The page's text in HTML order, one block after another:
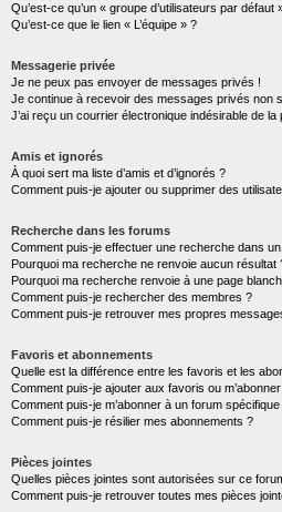
Qu’est-ce qu’un « groupe d’utilisateurs par défaut
Qu’est-ce que le lien « L’équipe » ?
Messagerie privée
Je ne peux pas envoyer de messages privés !
Je continue à recevoir des messages privés non
J’ai reçu un courrier électronique indésirable de la
Amis et ignorés
À quoi sert ma liste d’amis et d’ignorés ?
Comment puis-je ajouter ou supprimer des
Recherche dans les forums
Comment puis-je effectuer une recherche dans
Pourquoi ma recherche ne renvoie aucun résultat
Pourquoi ma recherche renvoie à une page
Comment puis-je rechercher des membres ?
Comment puis-je retrouver mes propres
Favoris et abonnements
Quelle est la différence entre les favoris et les
Comment puis-je ajouter aux favoris ou
Comment puis-je m’abonner à un forum spécifique
Comment puis-je résilier mes abonnements ?
Pièces jointes
Quelles pièces jointes sont autorisées sur ce
Comment puis-je retrouver toutes mes pièces